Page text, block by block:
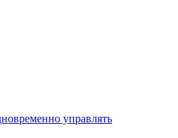
управлять